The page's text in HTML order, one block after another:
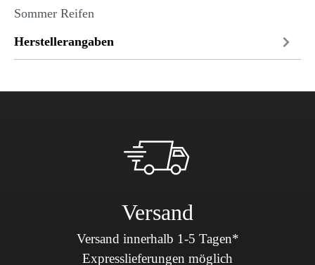
Sommer Reifen
Herstellerangaben
Versand
Versand innerhalb 1-5 Tagen*
Expresslieferungen möglich